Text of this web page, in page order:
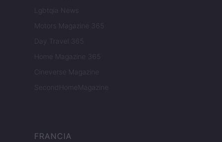
Lgbtqia News
Motors Magazine 365
Day Travel 365
Home Magazine 365
Cineverse Magazine
SecondHomeMagazine
FRANCIA